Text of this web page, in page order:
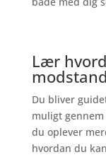
Lær
modstand
Du bliver
muligt
du oplever
hvordan du